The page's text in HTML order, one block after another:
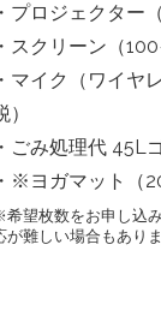
プロジェクター
スクリーン（
マイク（ワイヤ
）
ごみ処理代 45L
※ヨガマット（
望枚数をお申し込
が難しい場合もあり